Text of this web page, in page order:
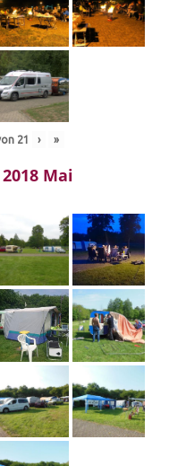
21 › »
Mai